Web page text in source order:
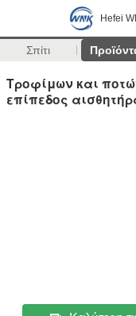
Hefei
Σπίτι
Τροφίμων και
επίπεδος